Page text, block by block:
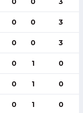
0 0 3
0 0 3
0 1 0
0 1 0
0 1 0